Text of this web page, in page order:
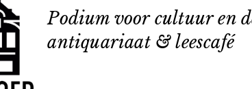
Podium voor cultuur en
antiquariaat & leescafé